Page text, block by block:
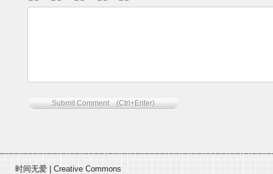
时间无爱 | Creative Commons